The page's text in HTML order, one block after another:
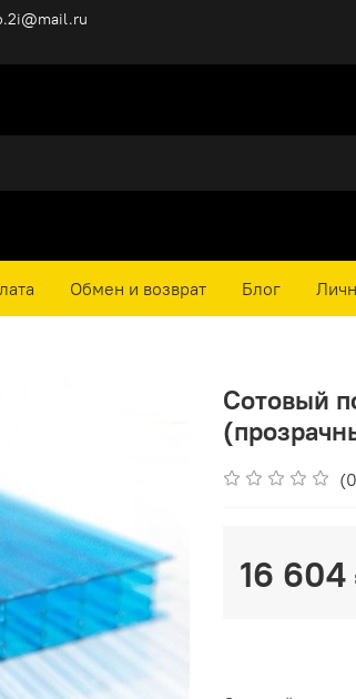
Обмен и возврат Блог
Сотовый
16